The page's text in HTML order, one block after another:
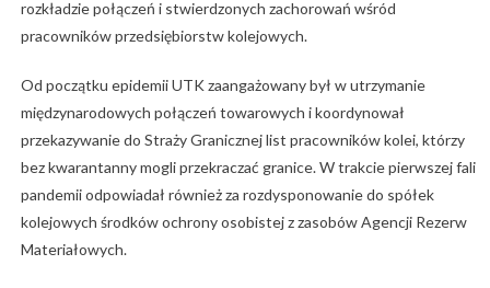
rozkładzie połączeń i stwierdzonych zachorowań wśród
pracowników przedsiębiorstw kolejowych.
Od początku epidemii UTK zaangażowany był w utrzymanie
międzynarodowych połączeń towarowych i koordynował
przekazywanie do Straży Granicznej list pracowników kolei, którzy
bez kwarantanny mogli przekraczać granice. W trakcie pierwszej fali
pandemii odpowiadał również za rozdysponowanie do spółek
kolejowych środków ochrony osobistej z zasobów Agencji Rezerw
Materiałowych.